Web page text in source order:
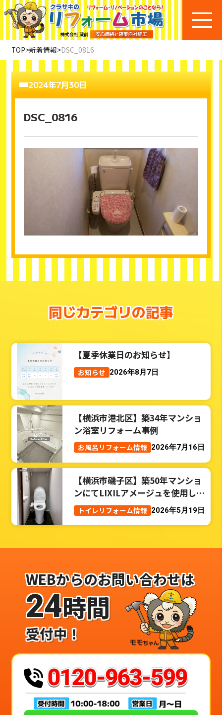
TOP>新着情報>DSC_0816
2024年7月30日
DSC_0816
同じカテゴリの記事
【夏季休業日のお知らせ】
お知らせ 2026年8月7日
【横浜市港北区】築34年マンショ
ン浴室リフォーム事例
お風呂リフォーム情報 2026年7月16日
【横浜市磯子区】築50年マンショ
ンにてLIXILアメージュを使用した
トイレリフォーム事例
トイレリフォーム情報 2026年5月19日
WEBからのお問い合わせは
24時間
受付中！